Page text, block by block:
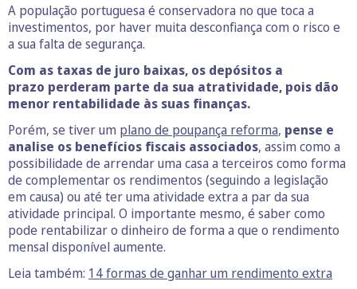
A população portuguesa é conservadora no que toca a
investimentos, por haver muita desconfiança com o risco e
a sua falta de segurança.
Com as taxas de juro baixas, os depósitos a
prazo perderam parte da sua atratividade, pois dão
menor rentabilidade às suas finanças.
Porém, se tiver um plano de poupança reforma, pense e
analise os benefícios fiscais associados, assim como a
possibilidade de arrendar uma casa a terceiros como forma
de complementar os rendimentos (seguindo a legislação
em causa) ou até ter uma atividade extra a par da sua
atividade principal. O importante mesmo, é saber como
pode rentabilizar o dinheiro de forma a que o rendimento
mensal disponível aumente.
Leia também: 14 formas de ganhar um rendimento extra